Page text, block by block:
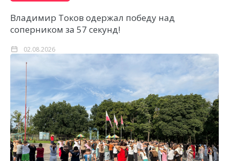
Владимир Токов одержал победу над
соперником за 57 секунд!
02.08.2026